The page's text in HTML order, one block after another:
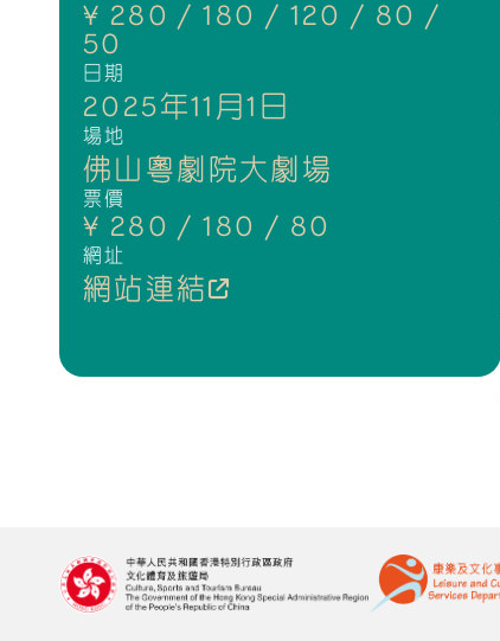
¥ 280 / 180 / 120 / 80 /
50
日期
2025年11月1日
場地
佛山粵劇院大劇場
票價
¥ 280 / 180 / 80
網址
網站連結